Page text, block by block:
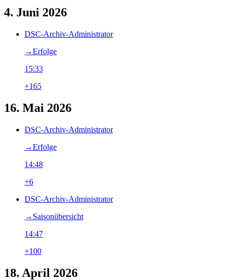
4. Juni 2026
DSC-Archiv-Administrator
→‎Erfolge
15:33
+165
16. Mai 2026
DSC-Archiv-Administrator
→‎Erfolge
14:48
+6
DSC-Archiv-Administrator
→‎Saisonübersicht
14:47
+100
18. April 2026